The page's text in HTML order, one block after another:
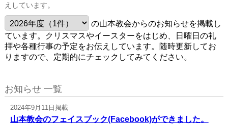
えしています。
の山本教会からのお知らせを掲載し
ています。クリスマスやイースターをはじめ、日曜日の礼
拝や各種行事の予定をお伝えしています。随時更新してお
りますので、定期的にチェックしてみてください。
お知らせ 一覧
2024年9月11日掲載
山本教会のフェイスブック(Facebook)ができました。